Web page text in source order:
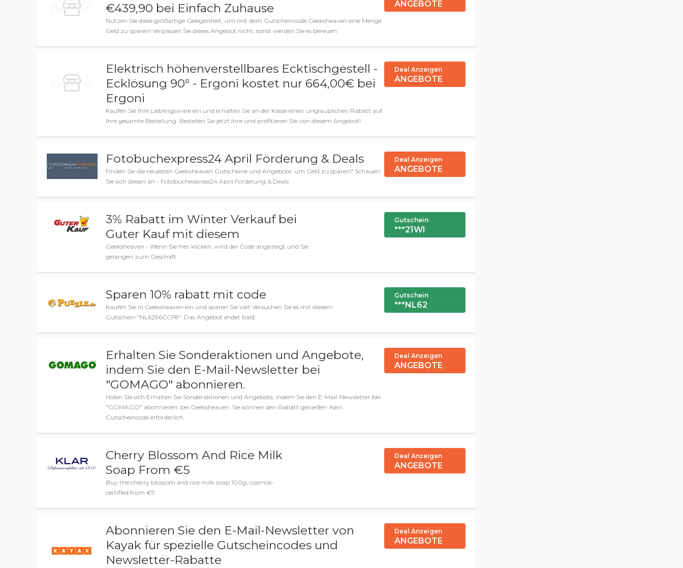
€439,90 bei Einfach Zuhause
Nutzen Sie diese großartige Gelegenheit, um mit dem Gutscheincode Geeksheaven eine Menge
Geld zu sparen! Verpassen Sie dieses Angebot nicht, sonst werden Sie es bereuen.
ANGEBOTE
Elektrisch höhenverstellbares Ecktischgestell -
Ecklösung 90° - Ergoni kostet nur 664,00€ bei
Ergoni
Kaufen Sie Ihre Lieblingsware ein und erhalten Sie an der Kasse einen unglaublichen Rabatt auf
Ihre gesamte Bestellung. Bestellen Sie jetzt Ihre und profitieren Sie von diesem Angebot!
Deal Anzeigen
ANGEBOTE
Fotobuchexpress24 April Förderung & Deals
Finden Sie die neuesten Geeksheaven Gutscheine und Angebote, um Geld zu sparen? Schauen
Sie sich diesen an - Fotobuchexpress24 April Förderung & Deals
Deal Anzeigen
ANGEBOTE
3% Rabatt im Winter Verkauf bei
Guter Kauf mit diesem
Geeksheaven - Wenn Sie hier klicken, wird der Code angezeigt und Sie
gelangen zum Geschäft
Gutschein
***21WI
Sparen 10% rabatt mit code
Kaufen Sie in Geeksheaven ein und sparen Sie viel! Versuchen Sie es mit diesem
Gutschein "NL6296CCF8". Das Angebot endet bald.
Gutschein
***NL62
Erhalten Sie Sonderaktionen und Angebote,
indem Sie den E-Mail-Newsletter bei
"GOMAGO" abonnieren.
Holen Sie sich Erhalten Sie Sonderaktionen und Angebote, indem Sie den E-Mail-Newsletter bei
"GOMAGO" abonnieren. bei Geeksheaven. Sie können den Rabatt genießen. Kein
Gutscheincode erforderlich.
Deal Anzeigen
ANGEBOTE
Cherry Blossom And Rice Milk
Soap From €5
Buy the cherry blossom and rice milk soap 100g, cosmos-
certified from €5.
Deal Anzeigen
ANGEBOTE
Abonnieren Sie den E-Mail-Newsletter von
Kayak für spezielle Gutscheincodes und
Newsletter-Rabatte
Deal Anzeigen
ANGEBOTE